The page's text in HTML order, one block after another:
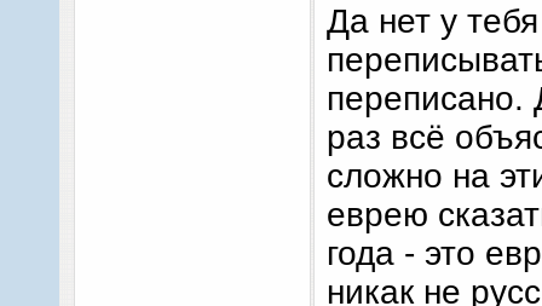
Да нет у
раз всё
сложно на
еврею
года - это
никак не